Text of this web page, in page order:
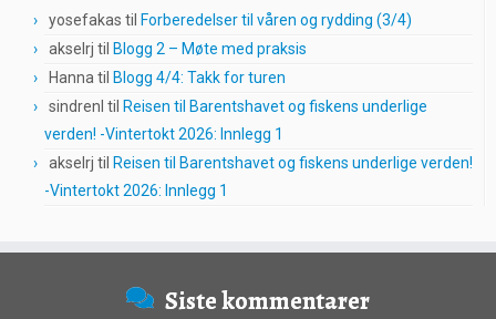
yosefakas til Forberedelser til våren og rydding (3/4)
akselrj til Blogg 2 – Møte med praksis
Hanna til Blogg 4/4: Takk for turen
sindrenl til Reisen til Barentshavet og fiskens underlige
verden! -Vintertokt 2026: Innlegg 1
akselrj til Reisen til Barentshavet og fiskens underlige verden!
-Vintertokt 2026: Innlegg 1
Siste kommentarer